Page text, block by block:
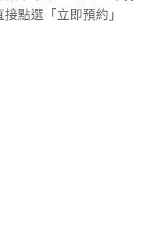
點選「立即預約」